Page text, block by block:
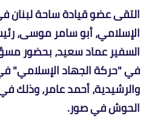
التقى عضو قيادة ساحة لبنان
الإسلامي، أبو سامر موسى،
السفير عماد سعيد، بحضور
في "حركة الجهاد الإسلامي"
والرشيدية، أحمد عامر،
الحوش في صور.